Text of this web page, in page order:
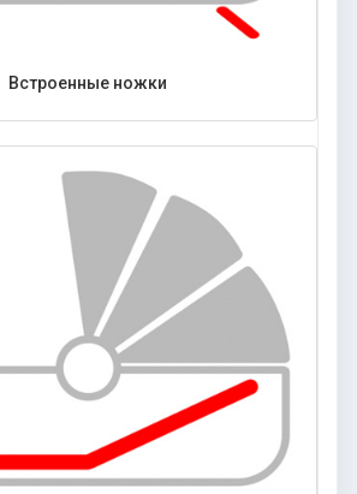
Встроенные ножки